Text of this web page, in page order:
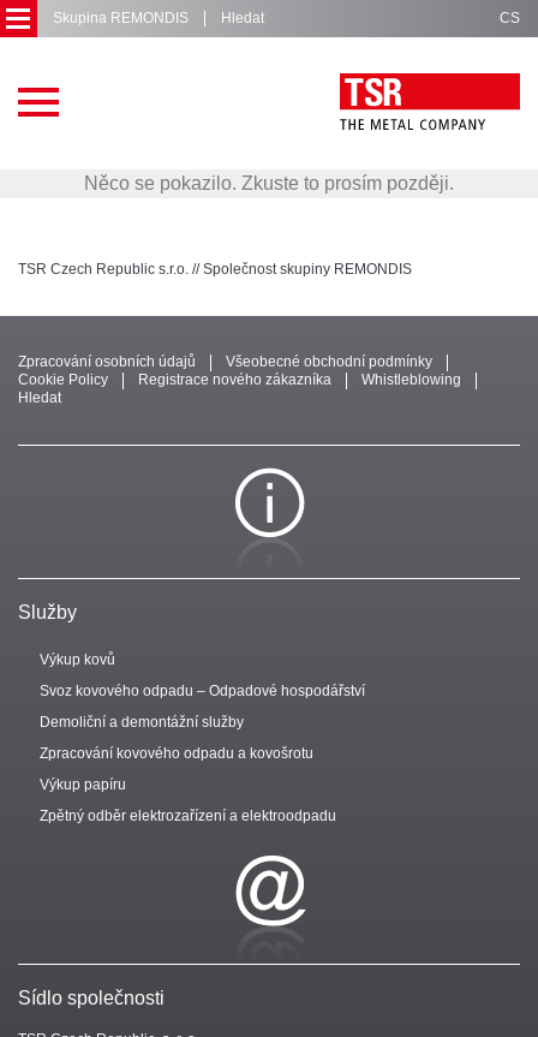
Skupina REMONDIS Hledat CS
Hlavní
stránka
nás
Certifikace
členství
Ke
Něco se pokazilo. Zkuste to prosím později.
TSR Czech Republic s.r.o. // Společnost skupiny REMONDIS
Zpracování osobních údajů
Všeobecné obchodní podmínky
Cookie Policy
Registrace nového zákazníka
Whistleblowing
Hledat
Služby
Výkup kovů
Svoz kovového odpadu – Odpadové hospodářství
Demoliční a demontážní služby
Zpracování kovového odpadu a kovošrotu
Výkup papíru
Zpětný odběr elektrozařízení a elektroodpadu
Sídlo společnosti